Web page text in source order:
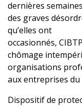
dernières
des graves
qu’elles ont
occasionnés,
chômage
organisations
aux entreprises
Dispositif de